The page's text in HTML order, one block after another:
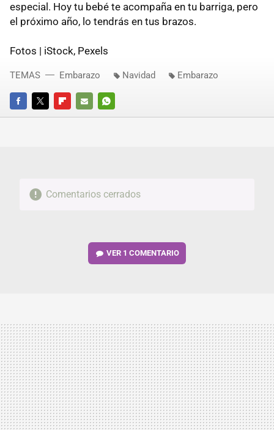
especial. Hoy tu bebé te acompaña en tu barriga, pero
el próximo año, lo tendrás en tus brazos.
Fotos | iStock, Pexels
FACEBOOKTWITTERFLIPBOARD
E-
WHATSAPP
TEMAS Embarazo Navidad Embarazo
Comentarios cerrados
VER 1 COMENTARIO